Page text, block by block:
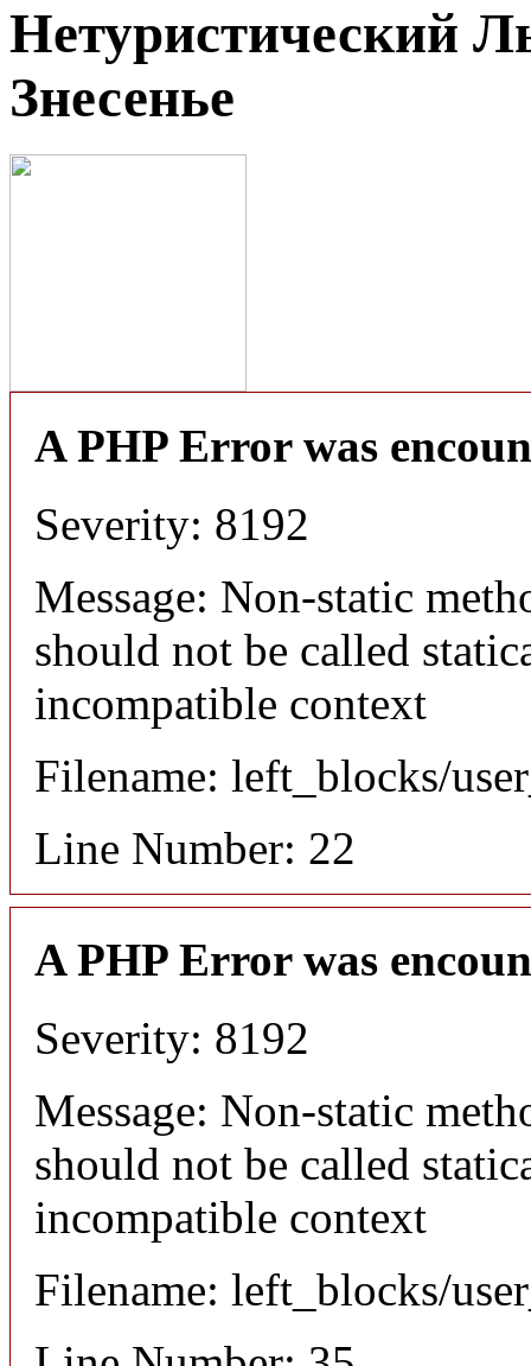
Нетуристический
Знесенье
A PHP Error was
Severity: 8192
Message: Non-static
should not be called
incompatible context
Filename: left_blocks/
Line Number: 22
A PHP Error was
Severity: 8192
Message: Non-static
should not be called
incompatible context
Filename: left_blocks/